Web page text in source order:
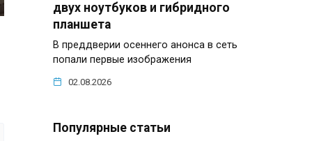
двух ноутбуков и гибридного
планшета
В преддверии осеннего анонса в сеть
попали первые изображения
02.08.2026
Популярные статьи